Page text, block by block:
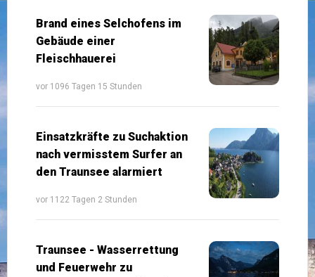
Brand eines Selchofens im
Gebäude einer
Fleischhauerei
vor 1096 Tagen 15 Stunden
Einsatzkräfte zu Suchaktion
nach vermisstem Surfer an
den Traunsee alarmiert
vor 1122 Tagen 2 Stunden
Traunsee - Wasserrettung
und Feuerwehr zu